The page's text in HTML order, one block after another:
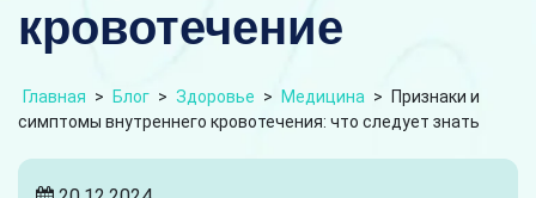
кровотечение
Главная > Блог > Здоровье > Медицина >
Признаки и
симптомы внутреннего кровотечения: что следует знать